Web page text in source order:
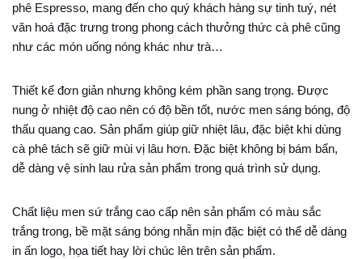
phê Espresso, mang đến cho quý khách hàng sự tinh tuý, nét
văn hoá đặc trưng trong phong cách thưởng thức cà phê cũng
như các món uống nóng khác như trà…
Thiết kế đơn giản nhưng không kém phần sang trọng. Được
nung ở nhiệt độ cao nên có độ bền tốt, nước men sáng bóng, độ
thấu quang cao. Sản phẩm giúp giữ nhiệt lâu, đặc biệt khi dùng
cà phê tách sẽ giữ mùi vị lâu hơn. Đặc biệt không bị bám bẩn,
dễ dàng vệ sinh lau rửa sản phẩm trong quá trình sử dụng.
Chất liệu men sứ trắng cao cấp nên sản phẩm có màu sắc
trắng trong, bề mặt sáng bóng nhẵn mịn đặc biệt có thể dễ dàng
in ấn logo, họa tiết hay lời chúc lên trên sản phẩm.